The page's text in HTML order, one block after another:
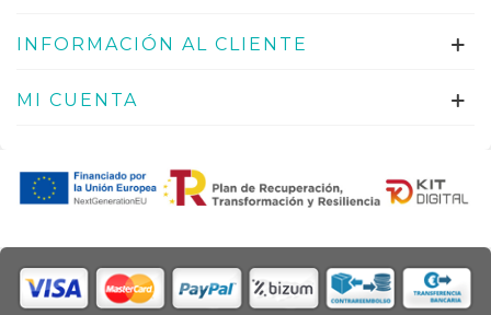
INFORMACIÓN AL CLIENTE
MI CUENTA